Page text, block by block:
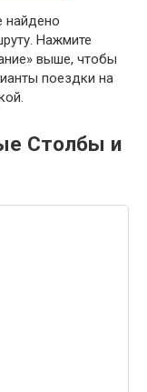
найдено
Нажмите
выше, чтобы
поездки на
Столбы и